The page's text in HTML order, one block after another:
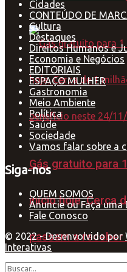
Gás gratuito para
início hoje, Cerca
passam a
Cidades
CONTEÚDO DE
Cultura
Destaques
Direitos Humanos e
Economia e Negócios
EDITORIAIS
ESPAÇO MULHER
Gastronomia
Meio Ambiente
Política
Saúde
Sociedade
Vamos falar sobre a
Siga-nos
QUEM SOMOS
Anuncie ou Faça uma
Fale Conosco
© 2022 - Desenvolvido por
Interativas